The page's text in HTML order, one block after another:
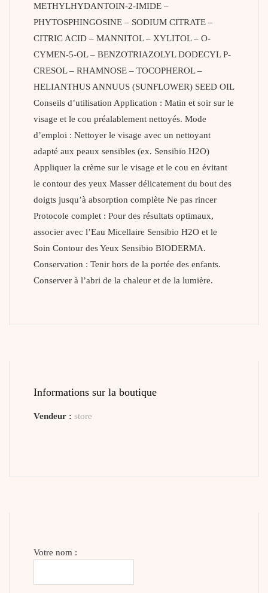
METHYLHYDANTOIN-2-IMIDE –
PHYTOSPHINGOSINE – SODIUM CITRATE –
CITRIC ACID – MANNITOL – XYLITOL – O-
CYMEN-5-OL – BENZOTRIAZOLYL DODECYL P-
CRESOL – RHAMNOSE – TOCOPHEROL –
HELIANTHUS ANNUUS (SUNFLOWER) SEED OIL
Conseils d’utilisation Application : Matin et soir sur le
visage et le cou préalablement nettoyés. Mode
d’emploi : Nettoyer le visage avec un nettoyant
adapté aux peaux sensibles (ex. Sensibio H2O)
Appliquer la crème sur le visage et le cou en évitant
le contour des yeux Masser délicatement du bout des
doigts jusqu’à absorption complète Ne pas rincer
Protocole complet : Pour des résultats optimaux,
associer avec l’Eau Micellaire Sensibio H2O et le
Soin Contour des Yeux Sensibio BIODERMA.
Conservation : Tenir hors de la portée des enfants.
Conserver à l’abri de la chaleur et de la lumière.
Informations sur la boutique
Vendeur : store
Votre nom :